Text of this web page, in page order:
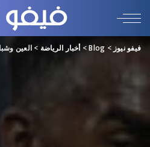
فيفو نيوز >
Blog
> أخبار الرياضة > العين وشباب